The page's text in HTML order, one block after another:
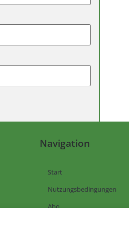
Navigation
Start
Nutzungsbedingungen
Abo